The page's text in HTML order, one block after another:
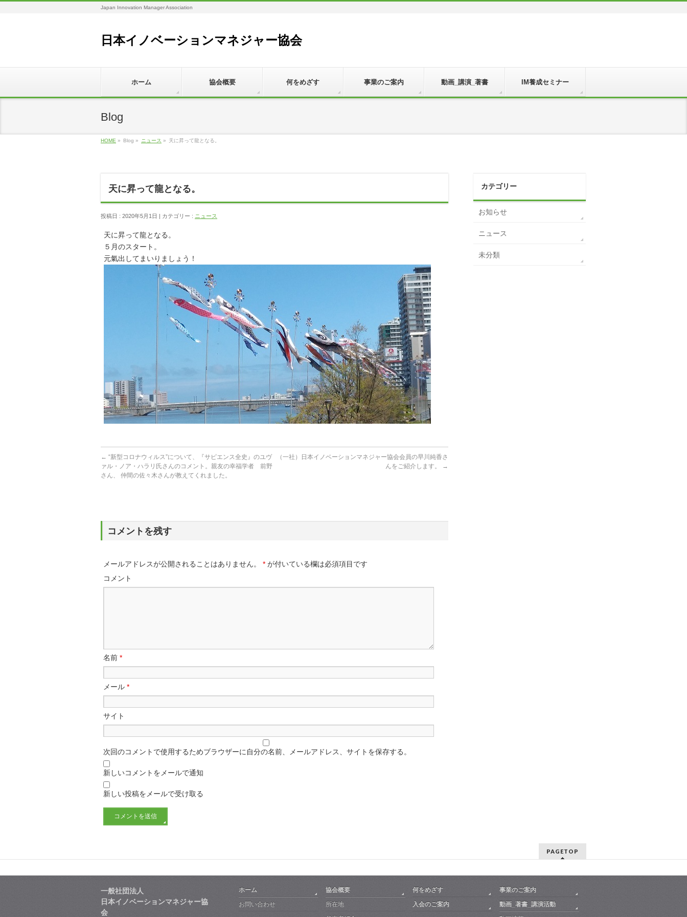
Japan Innovation Manager Association
日本イノベーションマネジャー協会
ホーム 協会概要 何をめざす 事業のご案内 動画_講演_著書 IM養成セミナー
Blog
HOME » Blog » ニュース » 天に昇って龍となる。
天に昇って龍となる。
投稿日 : 2020年5月1日 | カテゴリー : ニュース
天に昇って龍となる。
５月のスタート。
元氣出してまいりましょう！
← “新型コロナウィルス”について、『サピエンス全史』のユヴ
ァル・ノア・ハラリ氏さんのコメント。親友の幸福学者 前野
さん、 仲間の佐々木さんが教えてくれました。
（一社）日本イノベーションマネジャー協会会員の早川純香さ
んをご紹介します。
→
コメントを残す
メールアドレスが公開されることはありません。 * が付いている欄は必須項目です
コメント
名前 *
メール *
サイト
次回のコメントで使用するためブラウザーに自分の名前、メールアドレス、サイトを保存する。
新しいコメントをメールで通知
新しい投稿をメールで受け取る
カテゴリー
お知らせ
ニュース
未分類
PAGETOP
一般社団法人
日本イノベーションマネジャー協
会
ホーム
お問い合わせ
協会概要
所在地
何をめざす
事業のご案内
入会のご案内
動画_著書_講演活動